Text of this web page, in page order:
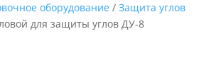
оборудование/ Защита углов
для защиты углов ДУ-8